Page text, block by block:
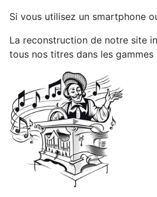
Si vous utilisez un smartphone
La reconstruction de notre site
tous nos titres dans les gammes